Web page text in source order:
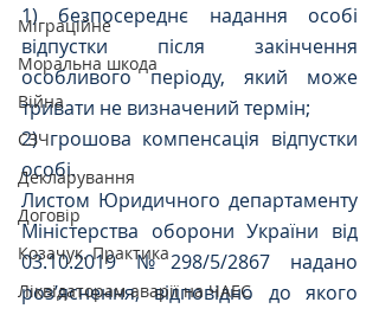
Міграційне
Моральна шкода
Війна
СЗЧ
Декларування
Договір
Козачук. Практика
Ліквідаторам аварії на ЧАЕС
1) безпосереднє надання особі
відпустки після закінчення
особливого періоду, який може
тривати не визначений термін;
2) грошова компенсація відпустки
особі.
Листом Юридичного департаменту
Міністерства оборони України від
03.10.2019 №298/5/2867 надано
роз’яснення, відповідно до якого